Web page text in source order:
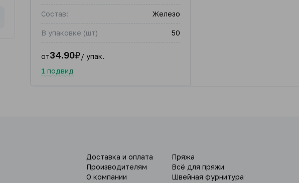
Состав: Железо
В упаковке (шт) 50
от34.90₽/ упак.
1 подвид
Доставка и оплата
Производителям
О компании
Пряжа
Всё для пряжи
Швейная фурнитура